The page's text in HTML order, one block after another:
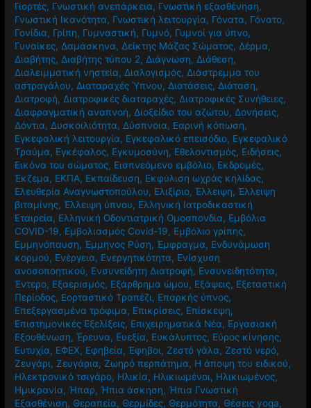
Γιορτές, Γνωστική ανεπάρκεια, Γνωστική εξασθένηση,
Γνωστική Ικανότητα, Γνωστική λειτουργία, Γόνατα, Γόνατο,
Γονίδια, Γρίπη, Γυμναστική, Γυμνό, Γυμνοί για ύπνο,
Γυναίκες,Δαμάσκηνα,Δείκτης Μάζας Σώματος,Δέρμα,
Διαβήτης,Διαβήτης τύπου 2,Διάγνωση,Διάθεση,
Διαλειμματική νηστεία,Διαλογισμός,Διάστρεμμα του
αστραγάλου,Διαταραχές Ύπνου,Διατάσεις,Διάταση,
Διατροφή,Διατροφικές διαταραχές,Διατροφικές Συνήθειες,
Διαφραγματική αναπνοή,Διοξείδιο του αζώτου,Δονήσεις,
Δόντια,Δυσκοιλιότητα,Δύσπνοια, Εαρινή κόπωση,
Εγκεφαλική λειτουργία, Εγκεφαλικό επεισόδιο, Εγκεφαλικό
Τραύμα, Εγκέφαλος, Εγκυμοσύνη, Εθελοντισμός, Ειδήσεις,
Εικόνα του σώματος, Εισπνεόμενο εμβόλιο, Εκδρομές,
Έκζεμα, ΕΚΠΑ, Εκπαίδευση, Εκφύλιση ωχράς κηλίδας,
Ελευθερία Αναγνωστοπούλου, Ελιξίριο,Έλλειψη,Έλλειψη
βιταμίνης,Έλλειψη ύπνου, Ελληνική Ιατροδικαστική
Εταιρεία, Ελληνική Οδοντιατρική Ομοσπονδία, Εμβόλια
COVID-19, Εμβολιασμός Covid-19, Εμβόλιο γρίπης,
Εμμηνόπαυση,Έμμηνος Ρύση,Έμφραγμα, Ενδυνάμωση
κορμού, Ενέργεια, Ενεργητικότητα, Ενίσχυση
ανοσοποητικού, Ενσυνείδητη Διατροφή, Ενσυνειδητότητα,
Έντερο, Εξαερισμός, Εξάρθρημα ώμου, Εξάψεις, Εξεταστική
Περίοδος, Εορταστικό Τραπέζι, Επαρκής ύπνος,
Επεξεργασμένα τρόφιμα, Επικρίσεις, Επίσκεψη,
Επιστημονικές Εξελίξεις, Επιχειρηματικά Νέα, Εργασιακή
Εξουθένωση,Έρευνα, Ευεξία, Ευκάλυπτος, Εύρος κίνησης,
Ευτυχία, ΕΦΕΧ, Εφηβεία,Έφηβοι,Ζεστό γάλα,Ζεστό νερό,
Ζευγάρι,Ζευγάρια,Ζωηρό περπάτημα, Η άποψη του ειδικού,
Ηλεκτρονικό τσιγάρο, Ηλικία, Ηλικιωμένοι, Ηλικιωμένος,
Ημικρανία, Ήπαρ, Ήπια άσκηση, Ήπια Γνωστική
Εξασθένιση, Θεραπεία, Θερμίδες, Θερμότητα, Θέσεις yoga,